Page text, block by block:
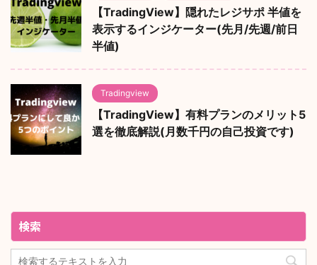
【TradingView】隠れたレジサポ 半値を
表示するインジケーター(先月/先週/前日
半値)
Tradingview
【TradingView】有料プランのメリット5
選を徹底解説(月数千円の自己投資です)
検索